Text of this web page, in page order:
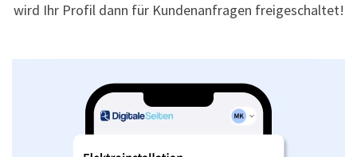
wird Ihr Profil dann für Kundenanfragen freigeschaltet!